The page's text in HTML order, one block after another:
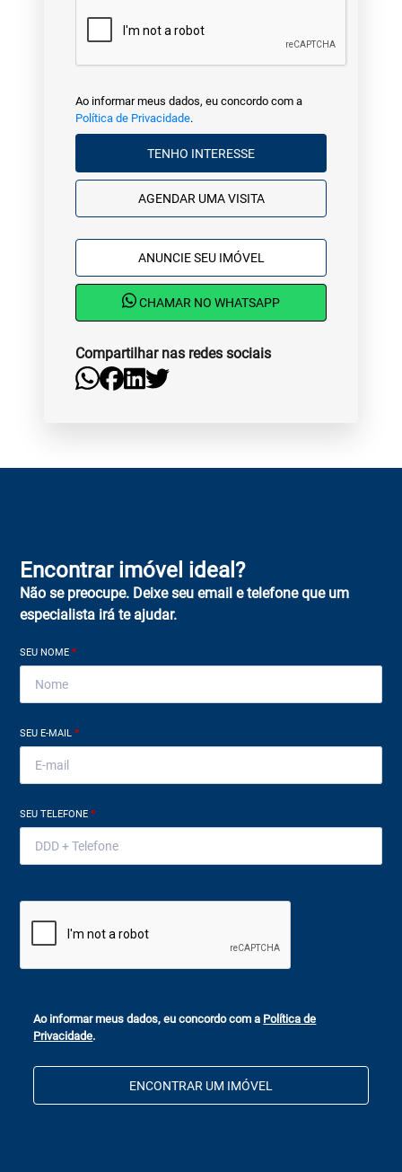
Ao informar meus dados, eu concordo com a
Política de Privacidade.
TENHO INTERESSE
AGENDAR UMA VISITA
ANUNCIE SEU IMÓVEL
CHAMAR NO WHATSAPP
Compartilhar nas redes sociais
Encontrar imóvel ideal?
Não se preocupe. Deixe seu email e telefone que um
especialista irá te ajudar.
SEU NOME*
SEU E-MAIL*
SEU TELEFONE*
Ao informar meus dados, eu concordo com a Política de
Privacidade.
ENCONTRAR UM IMÓVEL